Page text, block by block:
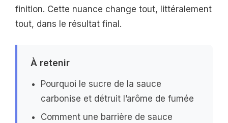
finition. Cette nuance change tout, littéralement
tout, dans le résultat final.
À retenir
Pourquoi le sucre de la sauce
carbonise et détruit l’arôme de fumée
Comment une barrière de sauce